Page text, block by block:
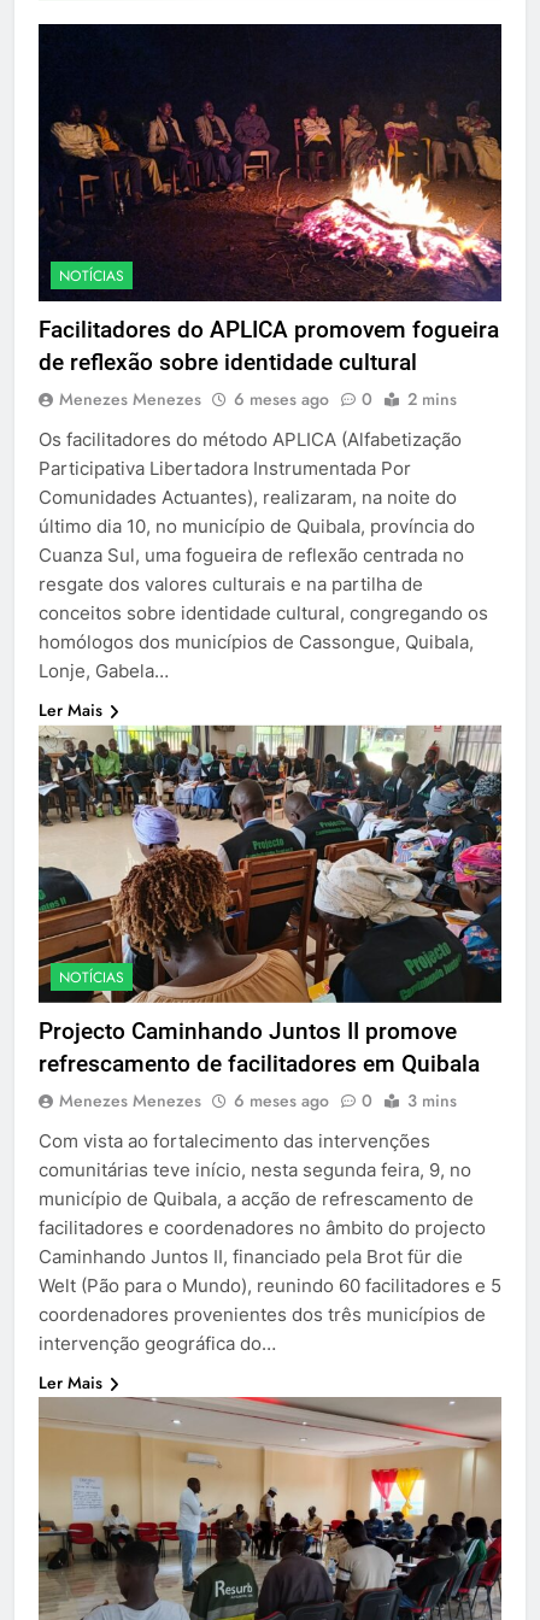
NOTÍCIAS
Facilitadores do APLICA promovem fogueira
de reflexão sobre identidade cultural
Menezes Menezes 6 meses ago 0 2 mins
Os facilitadores do método APLICA (Alfabetização
Participativa Libertadora Instrumentada Por
Comunidades Actuantes), realizaram, na noite do
último dia 10, no município de Quibala, província do
Cuanza Sul, uma fogueira de reflexão centrada no
resgate dos valores culturais e na partilha de
conceitos sobre identidade cultural, congregando os
homólogos dos municípios de Cassongue, Quibala,
Lonje, Gabela…
Ler Mais
NOTÍCIAS
Projecto Caminhando Juntos II promove
refrescamento de facilitadores em Quibala
Menezes Menezes 6 meses ago 0 3 mins
Com vista ao fortalecimento das intervenções
comunitárias teve início, nesta segunda feira, 9, no
município de Quibala, a acção de refrescamento de
facilitadores e coordenadores no âmbito do projecto
Caminhando Juntos II, financiado pela Brot für die
Welt (Pão para o Mundo), reunindo 60 facilitadores e 5
coordenadores provenientes dos três municípios de
intervenção geográfica do…
Ler Mais